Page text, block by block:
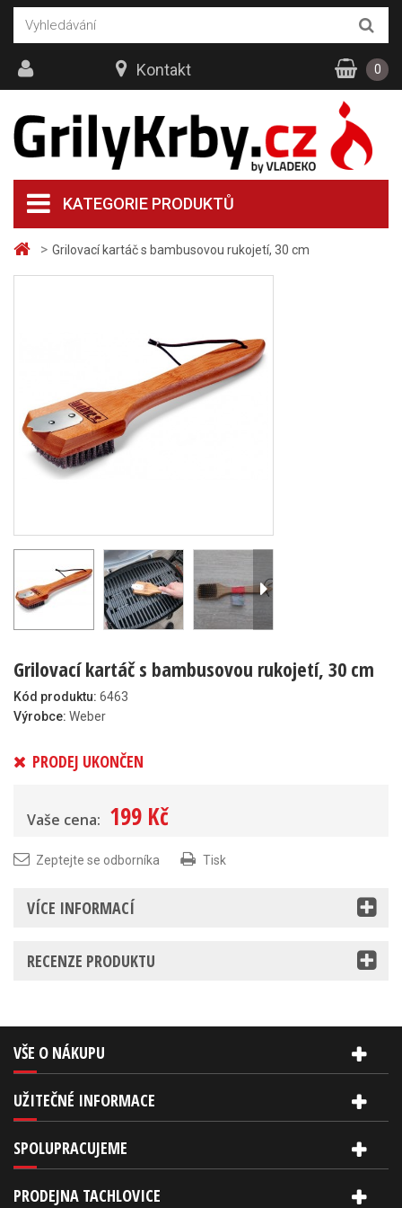
> Grilovací kartáč s bambusovou rukojetí, 30 cm
Grilovací kartáč s bambusovou rukojetí, 30 cm
Kód produktu: 6463
Výrobce: Weber
PRODEJ UKONČEN
Vaše cena: 199 Kč
Zeptejte se odborníka Tisk
VÍCE INFORMACÍ
RECENZE PRODUKTU
KATEGORIE PRODUKTŮ
Kontakt 0
VŠE O NÁKUPU
UŽITEČNÉ INFORMACE
SPOLUPRACUJEME
PRODEJNA TACHLOVICE